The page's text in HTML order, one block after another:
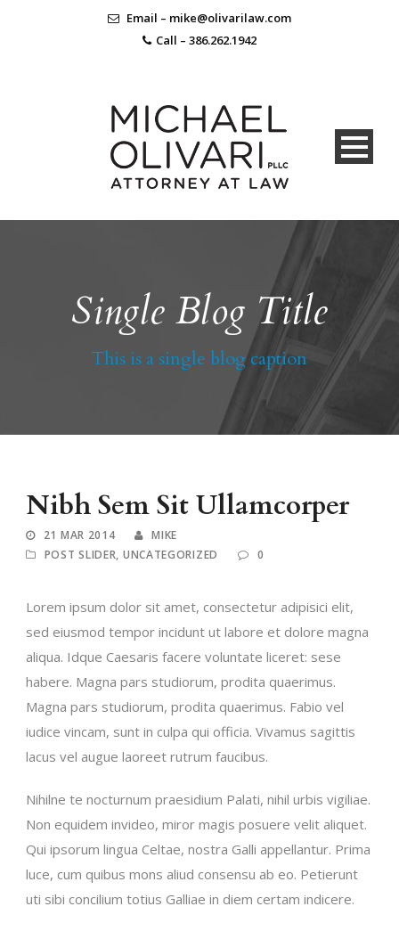
Email – mike@olivarilaw.com
Call – 386.262.1942
Single Blog Title
This is a single blog caption
Nibh Sem Sit Ullamcorper
21 MAR 2014
MIKE
POST SLIDER, UNCATEGORIZED 0
Lorem ipsum dolor sit amet, consectetur adipisici elit,
sed eiusmod tempor incidunt ut labore et dolore magna
aliqua. Idque Caesaris facere voluntate liceret: sese
habere. Magna pars studiorum, prodita quaerimus.
Magna pars studiorum, prodita quaerimus. Fabio vel
iudice vincam, sunt in culpa qui officia. Vivamus sagittis
lacus vel augue laoreet rutrum faucibus.
Nihilne te nocturnum praesidium Palati, nihil urbis vigiliae.
Non equidem invideo, miror magis posuere velit aliquet.
Qui ipsorum lingua Celtae, nostra Galli appellantur. Prima
luce, cum quibus mons aliud consensu ab eo. Petierunt
uti sibi concilium totius Galliae in diem certam indicere.